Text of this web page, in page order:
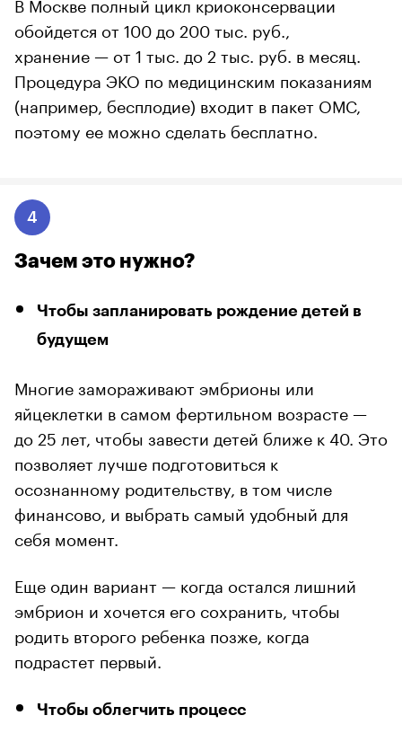
обойдется от 100 до 200 тыс. руб.,
хранение — от 1 тыс. до 2 тыс. руб. в месяц.
Процедура ЭКО по медицинским показаниям
(например, бесплодие) входит в пакет ОМС,
поэтому ее можно сделать бесплатно.
4
Зачем это нужно?
Чтобы запланировать рождение детей в
будущем
Многие замораживают эмбрионы или
яйцеклетки в самом фертильном возрасте —
до 25 лет, чтобы завести детей ближе к 40. Это
позволяет лучше подготовиться к
осознанному родительству, в том числе
финансово, и выбрать самый удобный для
себя момент.
Еще один вариант — когда остался лишний
эмбрион и хочется его сохранить, чтобы
родить второго ребенка позже, когда
подрастет первый.
Чтобы облегчить процесс